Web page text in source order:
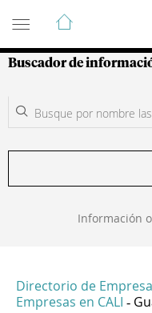
Guía de
Buscador de
Información
Directorio de
Empresas en CALI -